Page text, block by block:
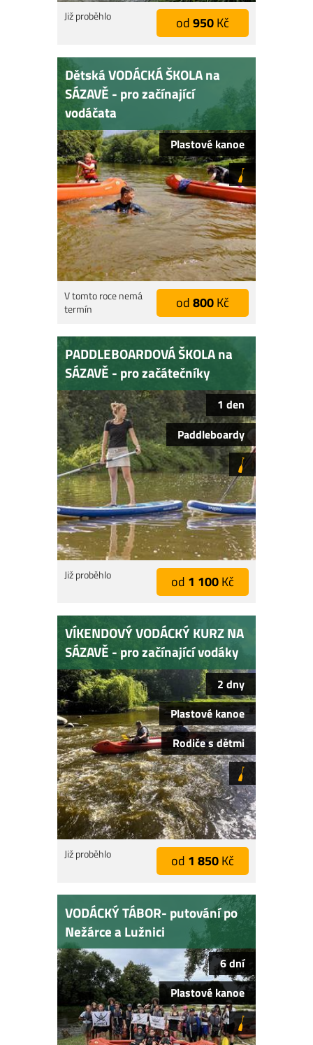
Již proběhlo od950Kč
Dětská VODÁCKÁ ŠKOLA na
SÁZAVĚ - pro začínající
vodáčata
Plastové kanoe
V tomto roce nemá
termín
od800Kč
PADDLEBOARDOVÁ ŠKOLA na
SÁZAVĚ - pro začátečníky
1 den
Paddleboardy
Již proběhlo od 1 100Kč
VÍKENDOVÝ VODÁCKÝ KURZ NA
SÁZAVĚ - pro začínající vodáky
2 dny
Plastové kanoe
Rodiče s dětmi
Již proběhlo od 1 850Kč
VODÁCKÝ TÁBOR- putování po
Nežárce a Lužnici
6 dní
Plastové kanoe